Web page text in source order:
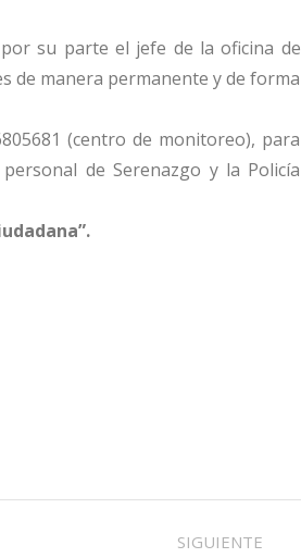
su parte el jefe de la oficina de
de manera permanente y de forma
(centro de monitoreo), para
de Serenazgo y la Policía
SIGUIENTE